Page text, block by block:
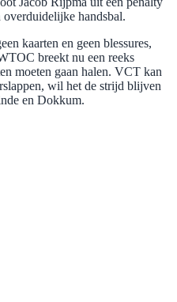
handsbal.
kaarten en geen blessures,
breekt nu een reeks
moeten gaan halen. VCT kan
wil het de strijd blijven
en Dokkum.